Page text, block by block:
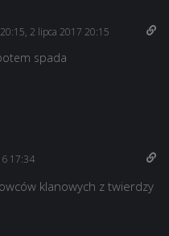
20:15, 2 lipca 2017 20:15
spada
17:34
klanowych z twierdzy